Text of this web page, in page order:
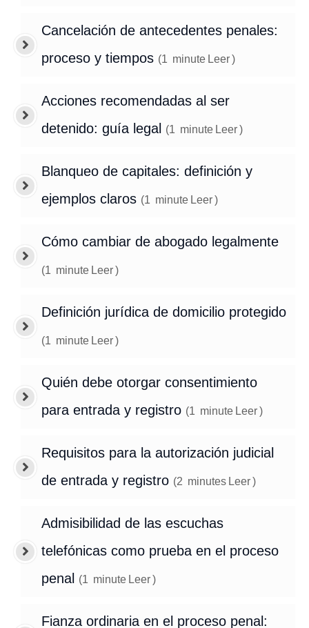
Cancelación de antecedentes penales:
proceso y tiempos (1 minute Leer)
Acciones recomendadas al ser
detenido: guía legal
(1 minute Leer)
Blanqueo de capitales: definición y
ejemplos claros (1 minute Leer)
Cómo cambiar de abogado legalmente
(1 minute Leer)
Definición jurídica de domicilio protegido
(1 minute Leer)
Quién debe otorgar consentimiento
para entrada y registro (1 minute Leer)
Requisitos para la autorización judicial
de entrada y registro (2 minutes Leer)
Admisibilidad de las escuchas
telefónicas como prueba en el proceso
penal
(1 minute Leer)
Fianza ordinaria en el proceso penal: